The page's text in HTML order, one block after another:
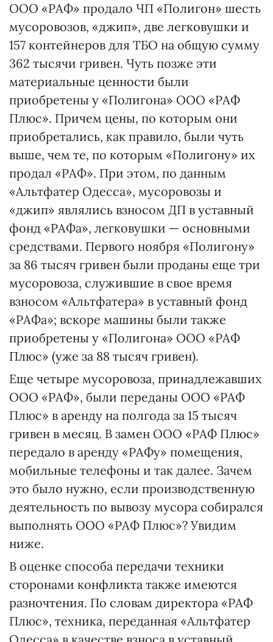
ООО «РАФ» продало ЧП «Полигон» шесть
мусоровозов, «джип», две легковушки и
157 контейнеров для ТБО на общую сумму
362 тысячи гривен. Чуть позже эти
материальные ценности были
приобретены у «Полигона» ООО «РАФ
Плюс». Причем цены, по которым они
приобретались, как правило, были чуть
выше, чем те, по которым «Полигону» их
продал «РАФ». При этом, по данным
«Альтфатер Одесса», мусоровозы и
«джип» являлись взносом ДП в уставный
фонд «РАФа», легковушки — основными
средствами. Первого ноября «Полигону»
за 86 тысяч гривен были проданы еще три
мусоровоза, служившие в свое время
взносом «Альтфатера» в уставный фонд
«РАФа»; вскоре машины были также
приобретены у «Полигона» ООО «РАФ
Плюс» (уже за 88 тысяч гривен).
Еще четыре мусоровоза, принадлежавших
ООО «РАФ», были переданы ООО «РАФ
Плюс» в аренду на полгода за 15 тысяч
гривен в месяц. В замен ООО «РАФ Плюс»
передало в аренду «РАФу» помещения,
мобильные телефоны и так далее. Зачем
это было нужно, если производственную
деятельность по вывозу мусора собирался
выполнять ООО «РАФ Плюс»? Увидим
ниже.
В оценке способа передачи техники
сторонами конфликта также имеются
разночтения. По словам директора «РАФ
Плюс», техника, переданная «Альтфатер